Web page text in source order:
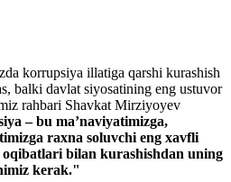
korrupsiya illatiga qarshi kurashish
balki davlat siyosatining eng ustuvor
rahbari Shavkat Mirziyoyev
– bu ma’naviyatimizga,
raxna soluvchi eng xavfli
bilan kurashishdan uning
kerak."